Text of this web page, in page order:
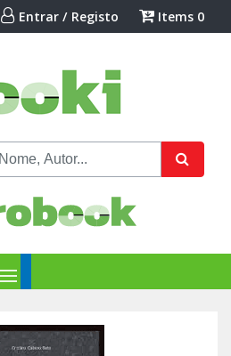
Entrar / Registo Items 0